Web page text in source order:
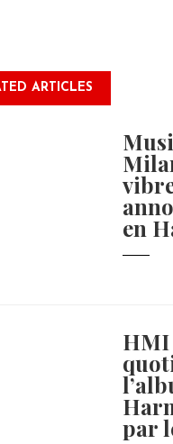
ARTICLES
en
HMI
par